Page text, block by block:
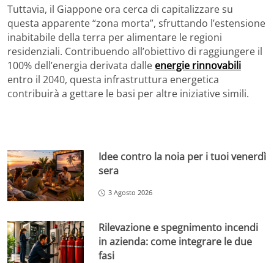
Tuttavia, il Giappone ora cerca di capitalizzare su
questa apparente “zona morta”, sfruttando l’estensione
inabitabile della terra per alimentare le regioni
residenziali. Contribuendo all’obiettivo di raggiungere il
100% dell’energia derivata dalle energie rinnovabili
entro il 2040, questa infrastruttura energetica
contribuirà a gettare le basi per altre iniziative simili.
Idee contro la noia per i tuoi venerdì
sera
3 Agosto 2026
Rilevazione e spegnimento incendi
in azienda: come integrare le due
fasi